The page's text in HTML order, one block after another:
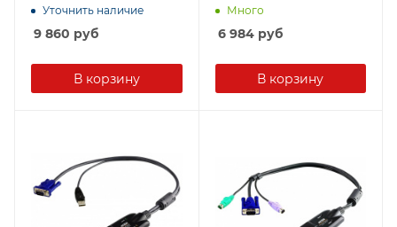
Уточнить наличие
9 860 руб
В корзину
Много
6 984руб
В корзину